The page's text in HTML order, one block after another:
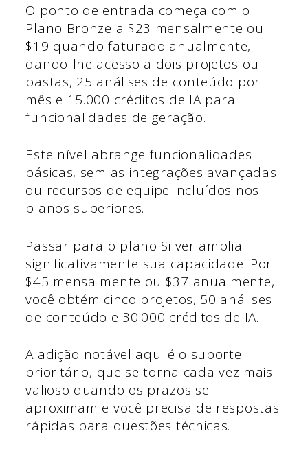
O ponto de entrada começa com o
Plano Bronze a $23 mensalmente ou
$19 quando faturado anualmente,
dando-lhe acesso a dois projetos ou
pastas, 25 análises de conteúdo por
mês e 15.000 créditos de IA para
funcionalidades de geração.
Este nível abrange funcionalidades
básicas, sem as integrações avançadas
ou recursos de equipe incluídos nos
planos superiores.
Passar para o plano Silver amplia
significativamente sua capacidade. Por
$45 mensalmente ou $37 anualmente,
você obtém cinco projetos, 50 análises
de conteúdo e 30.000 créditos de IA.
A adição notável aqui é o suporte
prioritário, que se torna cada vez mais
valioso quando os prazos se
aproximam e você precisa de respostas
rápidas para questões técnicas.